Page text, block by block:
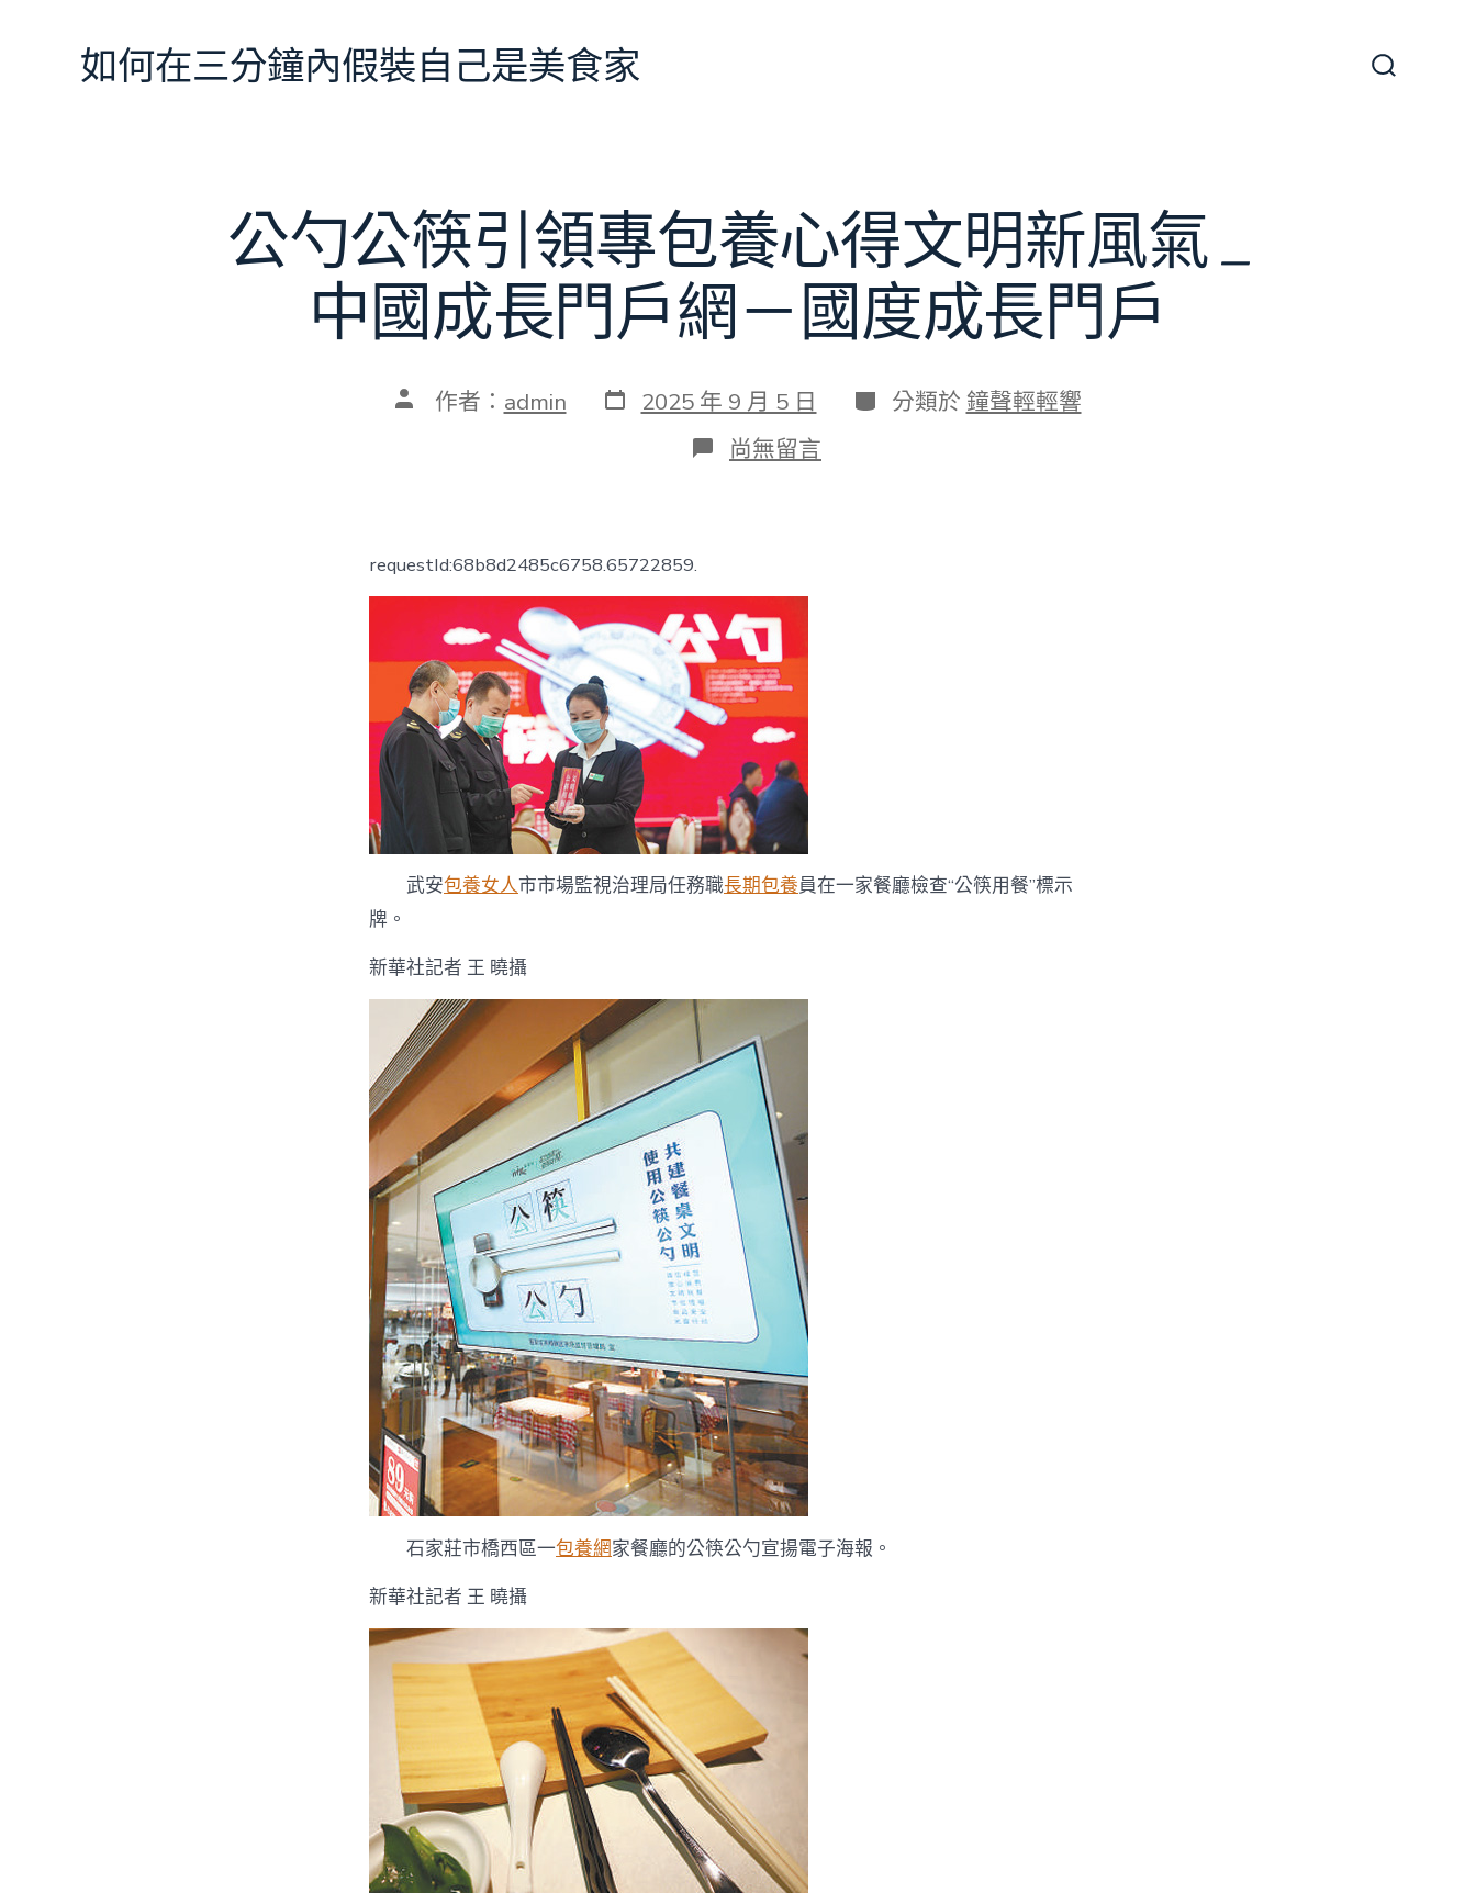
如何在三分鐘內假裝自己是美食家
公勺公筷引領專包養心得文明新風氣 _
中國成長門戶網－國度成長門戶
文 作者： admin 發
表
2025 年 9 月 5 日 分
類
分類於 鐘聲輕輕響
在
〈公
專
包
養
心
得
文
新
風
氣
_
中
國
成
－
度
成
戶〉
中
尚無留言
requestId:68b8d2485c6758.65722859.
武安包養女人市市場監視治理局任務職長期包養員在一家餐廳檢查“公筷用餐”標示
牌。
新華社記者 王 曉攝
石家莊市橋西區一包養網家餐廳的公筷公勺宣揚電子海報。
新華社記者 王 曉攝